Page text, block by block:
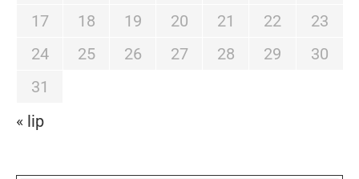
17
18 19 20 21 22
23
24
25 26 27 28 29
30
31
« lip